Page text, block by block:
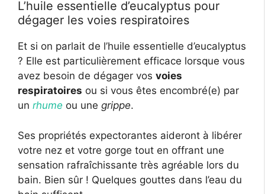
L’huile essentielle d’eucalyptus pour
dégager les voies respiratoires
Et si on parlait de l’huile essentielle d’eucalyptus
? Elle est particulièrement efficace lorsque vous
avez besoin de dégager vos voies
respiratoires ou si vous êtes encombré(e) par
un rhume ou une grippe.
Ses propriétés expectorantes aideront à libérer
votre nez et votre gorge tout en offrant une
sensation rafraîchissante très agréable lors du
bain. Bien sûr ! Quelques gouttes dans l’eau du